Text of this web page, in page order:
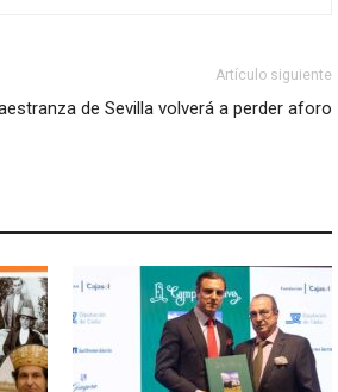
Artículo siguiente
de Sevilla volverá a perder aforo